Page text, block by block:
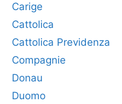
Carige
Cattolica
Cattolica Previdenza
Compagnie
Donau
Duomo